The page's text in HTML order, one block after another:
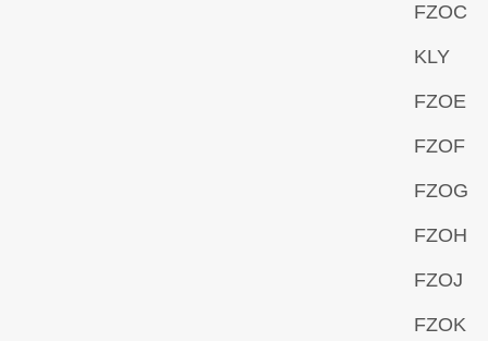
FZOC
KLY
FZOE
FZOF
FZOG
FZOH
FZOJ
FZOK